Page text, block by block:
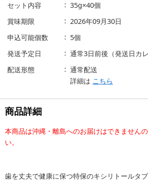
セット内容
35g×40個
賞味期限
2026年09月30日
申込可能個数
5個
発送予定日
通常3日前後（発送日カ
配送形態
通常配送
詳細は こちら
商品詳細
本商品は沖縄・離島へのお届けはできません
い。
歯を丈夫で健康に保つ特保のキシリトールタブ